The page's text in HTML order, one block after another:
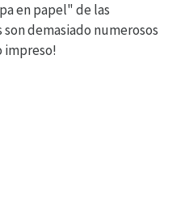
en papel" de las
son demasiado numerosos
impreso!